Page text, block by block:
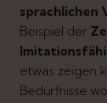
sprachlichen
Beispiel der
etwas zeigen
Bedürfnisse